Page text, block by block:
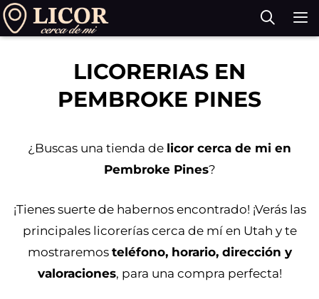
Saltar
al
LICORERIAS EN
PEMBROKE PINES
¿Buscas una tienda de licor cerca de mi en
Pembroke Pines?
¡Tienes suerte de habernos encontrado! ¡Verás las
principales licorerías cerca de mí en Utah y te
mostraremos teléfono, horario, dirección y
valoraciones, para una compra perfecta!